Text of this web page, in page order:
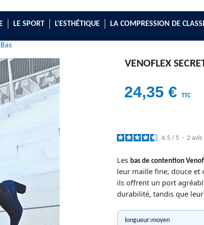
LE SPORT L'ESTHÉTIQUE LA COMPRESSION DE
VENOFLEX
24,35 € TTC
4.5 / 5 - 2 avis
Les bas de contention
leur maille fine, douce et
ils offrent un port
durabilité, tandis que
longueur:moyen